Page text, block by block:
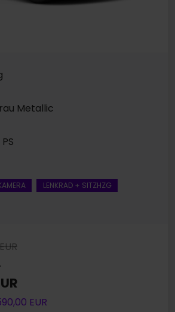
Metallic
LENKRAD + SITZHZG
EUR